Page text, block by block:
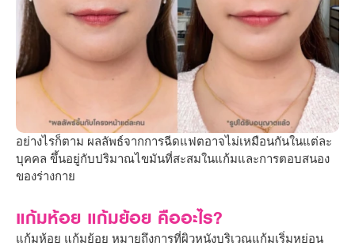
อย่างไรก็ตาม ผลลัพธ์จากการฉีดแฟตอาจไม่เหมือนกันในแต่ละ
บุคคล ขึ้นอยู่กับปริมาณไขมันที่สะสมในแก้มและการตอบสนอง
ของร่างกาย
แก้มห้อย แก้มย้อย คืออะไร?
แก้มห้อย แก้มย้อย หมายถึงการที่ผิวหนังบริเวณแก้มเริ่มหย่อน